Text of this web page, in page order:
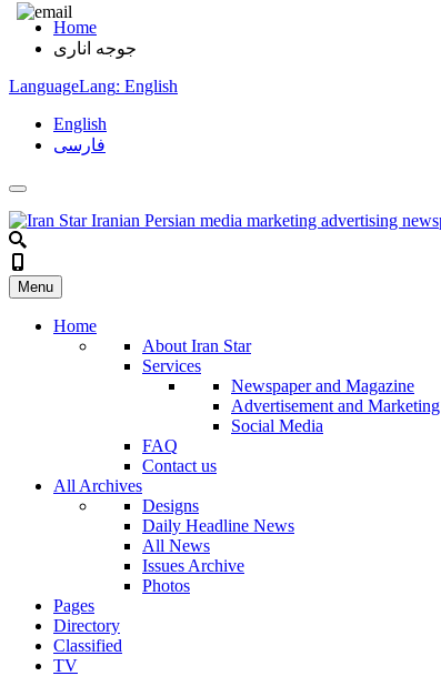
Home
جوجه انارى
LanguageLang: English
English
فارسی
Menu
Home
About Iran Star
Services
Newspaper and Magazine
Advertisement and Marketing
Social Media
FAQ
Contact us
All Archives
Designs
Daily Headline News
All News
Issues Archive
Photos
Pages
Directory
Classified
TV